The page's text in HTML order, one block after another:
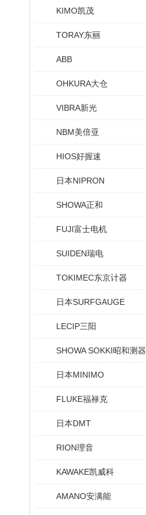
KIMO凯茂
TORAY东丽
ABB
OHKURA大仓
VIBRA新光
NBM美倍亚
HIOS好握速
日本NIPRON
SHOWA正和
FUJI富士电机
SUIDEN瑞电
TOKIMEC东京计器
日本SURFGAUGE
LECIP三阳
SHOWA SOKKI昭和测器
日本MINIMO
FLUKE福禄克
日本DMT
RION理音
KAWAKE凯威科
AMANO安满能